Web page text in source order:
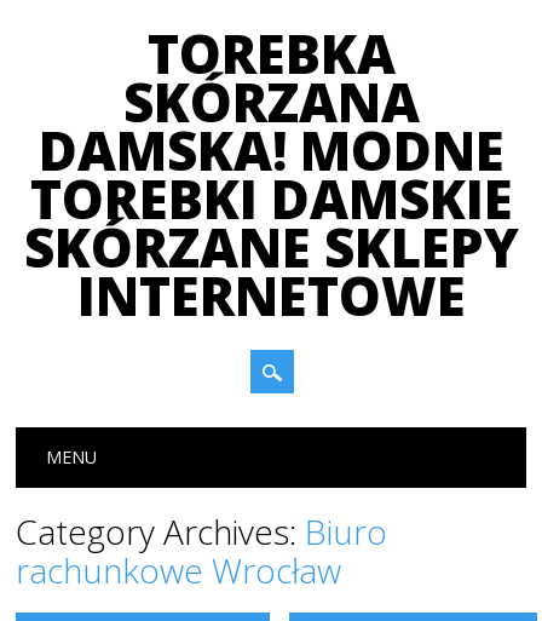
TOREBKA
SKÓRZANA
DAMSKA! MODNE
TOREBKI DAMSKIE
SKÓRZANE SKLEPY
INTERNETOWE
Main menu
MENU
Category Archives: Biuro
rachunkowe Wrocław